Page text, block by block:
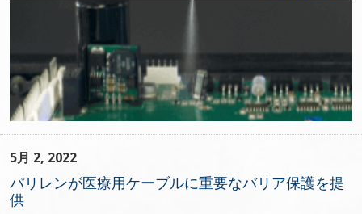
5月 2, 2022
パリレンが医療用ケーブルに重要なバリア保護を提
供